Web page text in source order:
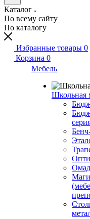
Каталог
По всему сайту
По каталогу
Избранные товары 0
Корзина 0
Мебель
Школьная